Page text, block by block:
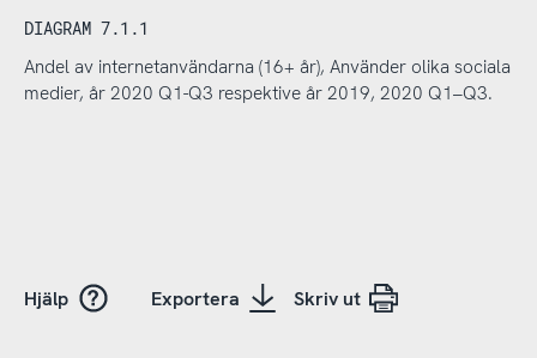
DIAGRAM 7.1.1
Andel av internetanvändarna (16+ år), Använder olika sociala
medier, år 2020 Q1-Q3 respektive år 2019, 2020 Q1–Q3.
Hjälp Exportera Skriv ut